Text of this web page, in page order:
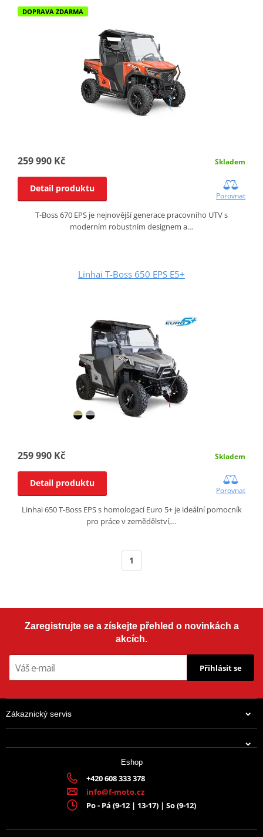
DOPRAVA ZDARMA
259 990 Kč Skladem
Detail produktu
Porovnat
T-Boss 670 EPS je nejnovější generace pracovního UTV s
moderním robustním designem a…
Linhai T-Boss 650 EPS E5+
259 990 Kč Skladem
Detail produktu
Porovnat
Linhai 650 T-Boss EPS s homologací Euro 5+ je ideální pomocník
pro práce v zemědělství,…
1
Zaregistrujte se a získejte přehled o novinkách a
akcích.
Přihlásit se
Zákaznický servis
Eshop
+420 608 333 378
info@f-moto.cz
Po - Pá (9-12 | 13-17) | So (9-12)